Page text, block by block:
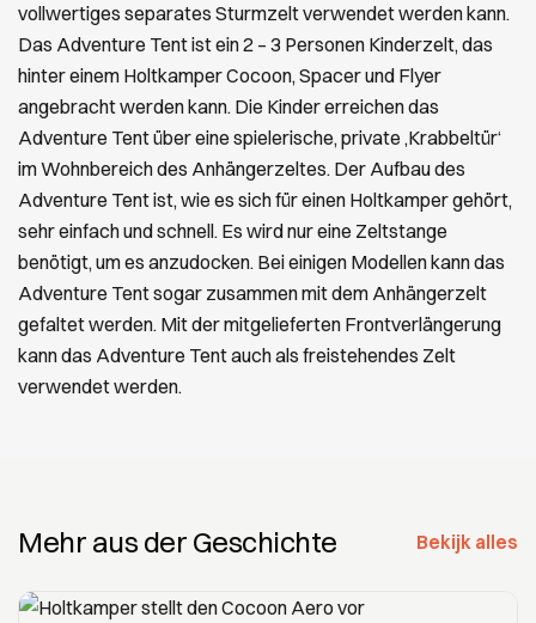
vollwertiges separates Sturmzelt verwendet werden kann.
Das Adventure Tent ist ein 2 – 3 Personen Kinderzelt, das
hinter einem Holtkamper Cocoon, Spacer und Flyer
angebracht werden kann. Die Kinder erreichen das
Adventure Tent über eine spielerische, private ‚Krabbeltür‘
im Wohnbereich des Anhängerzeltes. Der Aufbau des
Adventure Tent ist, wie es sich für einen Holtkamper gehört,
sehr einfach und schnell. Es wird nur eine Zeltstange
benötigt, um es anzudocken. Bei einigen Modellen kann das
Adventure Tent sogar zusammen mit dem Anhängerzelt
gefaltet werden. Mit der mitgelieferten Frontverlängerung
kann das Adventure Tent auch als freistehendes Zelt
verwendet werden.
Mehr aus der Geschichte Bekijk alles